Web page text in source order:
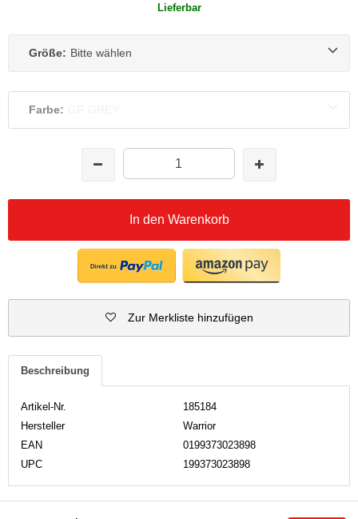
Lieferbar
Größe: Bitte wählen
Farbe:
In den Warenkorb
Zur Merkliste hinzufügen
Beschreibung
Artikel-Nr.
185184
Hersteller
Warrior
EAN
0199373023898
UPC
199373023898